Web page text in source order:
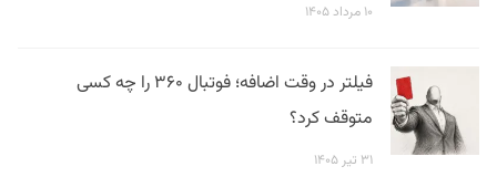
۱۰ مرداد ۱۴۰۵
فیلتر در وقت اضافه؛ فوتبال ۳۶۰ را چه کسی
متوقف کرد؟
۳۱ تیر ۱۴۰۵